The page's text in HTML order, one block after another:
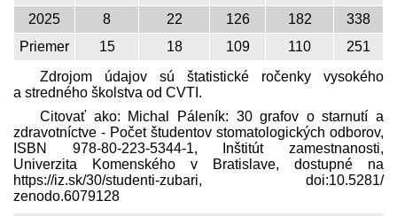
2025
8 22 126 182
338
Priemer
15 18 109 110
251
Zdrojom údajov sú štatistické ročenky vysokého
a stredného školstva od CVTI.
Citovať ako: Michal Páleník: 30 grafov o starnutí a
zdravotníctve - Počet študentov stomatologických odborov,
ISBN 978-80-223-5344-1, Inštitút zamestnanosti,
Univerzita Komenského v Bratislave, dostupné na
https://iz.sk/​30/studenti-zubari, doi:10.5281/​
zenodo.6079128